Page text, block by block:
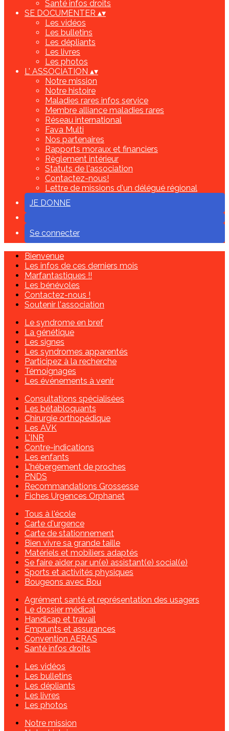
Santé infos droits
SE DOCUMENTER ▴▾
Les vidéos
Les bulletins
Les dépliants
Les livres
Les photos
L' ASSOCIATION ▴▾
Notre mission
Notre histoire
Maladies rares infos service
Membre alliance maladies rares
Réseau international
Fava Multi
Nos partenaires
Rapports moraux et financiers
Règlement intérieur
Statuts de l'association
Contactez-nous!
Lettre de missions d'un délégué régional
JE DONNE
Se connecter
Bienvenue
Les infos de ces derniers mois
Marfantastiques !!
Les bénévoles
Contactez-nous !
Soutenir l'association
Le syndrome en bref
La génétique
Les signes
Les syndromes apparentés
Participez à la recherche
Témoignages
Les événements à venir
Consultations spécialisées
Les bétabloquants
Chirurgie orthopédique
Les AVK
L'INR
Contre-indications
Les enfants
L'hébergement de proches
PNDS
Recommandations Grossesse
Fiches Urgences Orphanet
Tous à l'école
Carte d'urgence
Carte de stationnement
Bien vivre sa grande taille
Matériels et mobiliers adaptés
Se faire aider par un(e) assistant(e) social(e)
Sports et activités physiques
Bougeons avec Bou
Agrément santé et représentation des usagers
Le dossier médical
Handicap et travail
Emprunts et assurances
Convention AERAS
Santé infos droits
Les vidéos
Les bulletins
Les dépliants
Les livres
Les photos
Notre mission